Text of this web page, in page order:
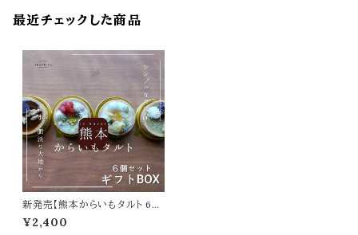
最近チェックした商品
新発売【熊本からいもタルト 6個
入りギフトBOX】贈り物に最適！
（熨斗のサービス有）
¥2,400